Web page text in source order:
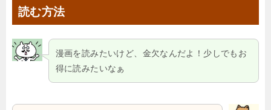
読む方法
漫画を読みたいけど、金欠なんだよ！少しでもお
得に読みたいなぁ